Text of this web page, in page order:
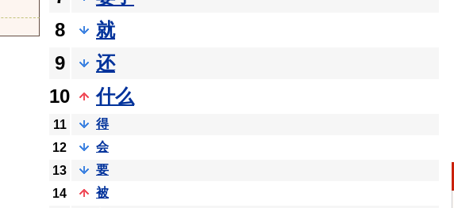
8
就
9
还
10
什么
11
得
12
会
13
要
14
被